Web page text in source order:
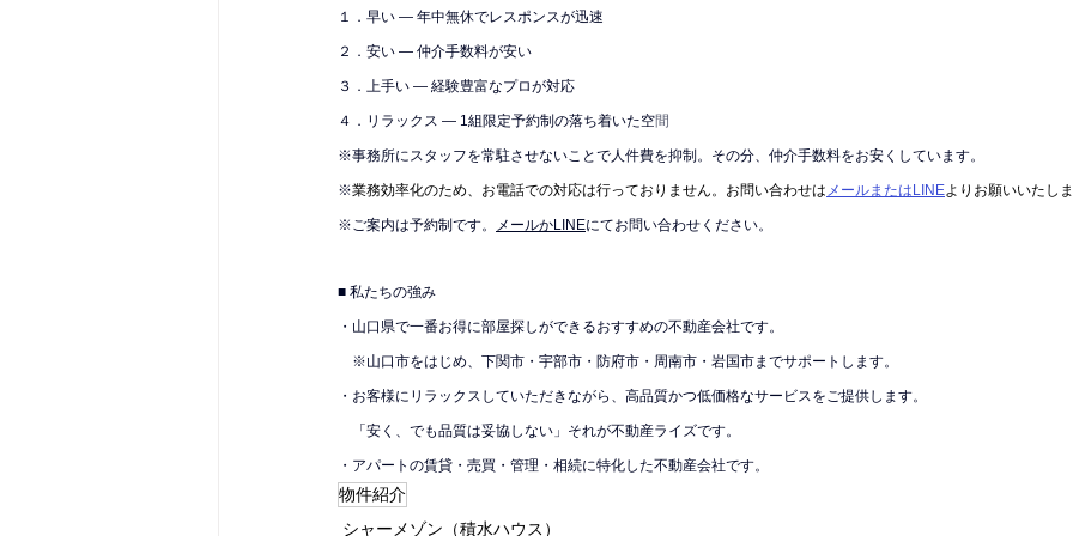
１．早い — 年中無休でレスポンスが迅速
２．安い — 仲介手数料が安い
３．上手い — 経験豊富なプロが対応
４．リラックス — 1組限定予約制の落ち着いた空間
※事務所にスタッフを常駐させないことで人件費を抑制。その分、仲介手数料をお安くしています。
※業務効率化のため、お電話での対応は行っておりません。お問い合わせは メールまたはLINEよりお願いいたし
※ご案内は予約制です。 メールかLINEにてお問い合わせください。
■ 私たちの強み
・山口県で一番お得に部屋探しができるおすすめの不動産会社です。
※山口市をはじめ、下関市・宇部市・防府市・周南市・岩国市までサポートします。
・お客様にリラックスしていただきながら、高品質かつ低価格なサービスをご提供します。
「安く、でも品質は妥協しない」それが不動産ライズです。
・アパートの賃貸・売買・管理・相続に特化した不動産会社です。
物件紹介
シャーメゾン（積水ハウス）